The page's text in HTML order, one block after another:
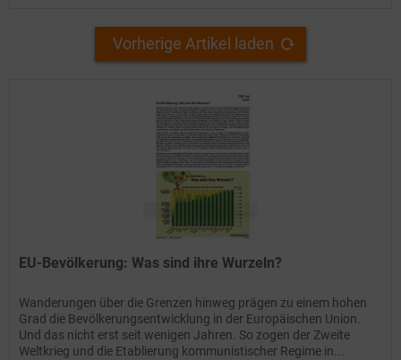
Vorherige Artikel laden
EU-Bevölkerung: Was sind ihre Wurzeln?
Wanderungen über die Grenzen hinweg prägen zu einem hohen
Grad die Bevölkerungsentwicklung in der Europäischen Union.
Und das nicht erst seit wenigen Jahren. So zogen der Zweite
Weltkrieg und die Etablierung kommunistischer Regime in...